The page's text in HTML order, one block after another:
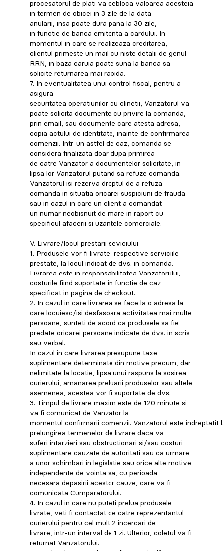
procesatorul de plati va debloca valoarea acesteia
in termen de obicei in 3 zile de la data
anularii, insa poate dura pana la 30 zile,
in functie de banca emitenta a cardului. In
momentul in care se realizeaza creditarea,
clientul primeste un mail cu niste detalii de genul
RRN, in baza caruia poate suna la banca sa
solicite returnarea mai rapida.
7. In eventualitatea unui control fiscal, pentru a
asigura
securitatea operatiunilor cu clinetii, Vanzatorul va
poate solicita documente cu privire la comanda,
prin email, sau documente care atesta adresa,
copia actului de identitate, inainte de confirmarea
comenzii. Intr-un astfel de caz, comanda se
considera finalizata doar dupa primirea
de catre Vanzator a documentelor solicitate, in
lipsa lor Vanzatorul putand sa refuze comanda.
Vanzatorul isi rezerva dreptul de a refuza
comanda in situatia oricarei suspiciuni de frauda
sau in cazul in care un client a comandat
un numar neobisnuit de mare in raport cu
specificul afacerii si uzantele comerciale.
V. Livrare/locul prestarii seviciului
1. Produsele vor fi livrate, respective serviciile
prestate, la locul indicat de dvs. in comanda.
Livrarea este in responsabilitatea Vanzatorului,
costurile fiind suportate in functie de caz
specificat in pagina de checkout.
2. In cazul in care livrarea se face la o adresa la
care locuiesc/isi desfasoara activitatea mai multe
persoane, sunteti de acord ca produsele sa fie
predate oricarei persoane indicate de dvs. in scris
sau verbal.
In cazul in care livrarea presupune taxe
suplimentare determinate din motive precum, dar
nelimitate la locatie, lipsa unui raspuns la sosirea
curierului, amanarea preluarii produselor sau altele
asemenea, acestea vor fi suportate de dvs.
3. Timpul de livrare maxim este de 120 minute si
va fi comunicat de Vanzator la
momentul confirmarii comenzii. Vanzatorul este indreptatit
prelungirea termenelor de livrare daca va
suferi intarzieri sau obstructionari si/sau costuri
suplimentare cauzate de autoritati sau ca urmare
a unor schimbari in legislatie sau orice alte motive
independente de vointa sa, cu perioada
necesara depasirii acestor cauze, care va fi
comunicata Cumparatorului.
4. In cazul in care nu puteti prelua produsele
livrate, veti fi contactat de catre reprezentantul
curierului pentru cel mult 2 incercari de
livrare, intr-un interval de 1 zi. Ulterior, coletul va fi
returnat Vanzatorului.